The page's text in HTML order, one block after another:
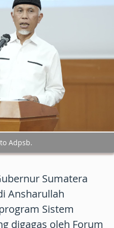
Adpsb.
Sumatera
Ansharullah
Sistem
digagas oleh Forum